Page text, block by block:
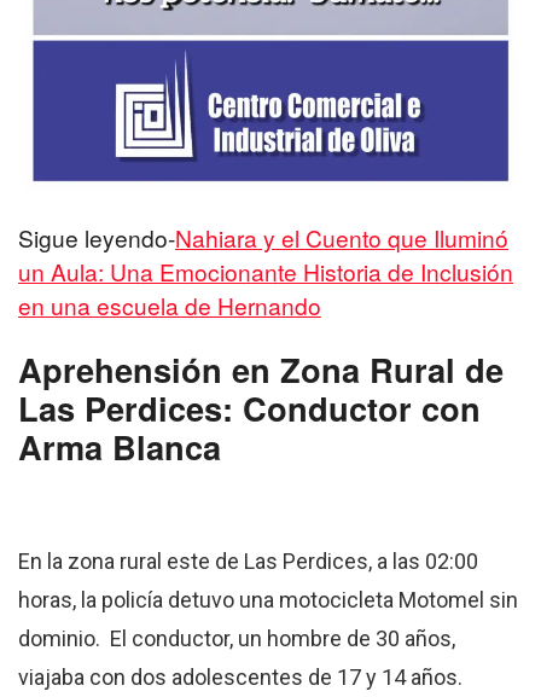
Sigue leyendo-Nahiara y el Cuento que Iluminó
un Aula: Una Emocionante Historia de Inclusión
en una escuela de Hernando
Aprehensión en Zona Rural de
Las Perdices: Conductor con
Arma Blanca
En la zona rural este de Las Perdices, a las 02:00
horas, la policía detuvo una motocicleta Motomel sin
dominio. El conductor, un hombre de 30 años,
viajaba con dos adolescentes de 17 y 14 años.